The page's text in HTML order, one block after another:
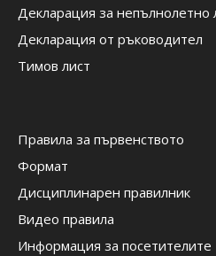
Декларация за непълнолетно
Декларация от ръководител
Тимов лист
Правила за първенството
Формат
Дисциплинарен правилник
Видео правила
Информация за посетителите